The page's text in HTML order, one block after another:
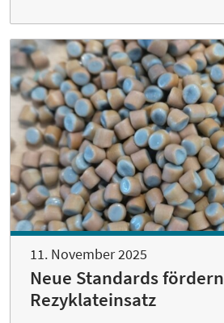
11. November 2025
Neue Standards fördern
Rezyklateinsatz